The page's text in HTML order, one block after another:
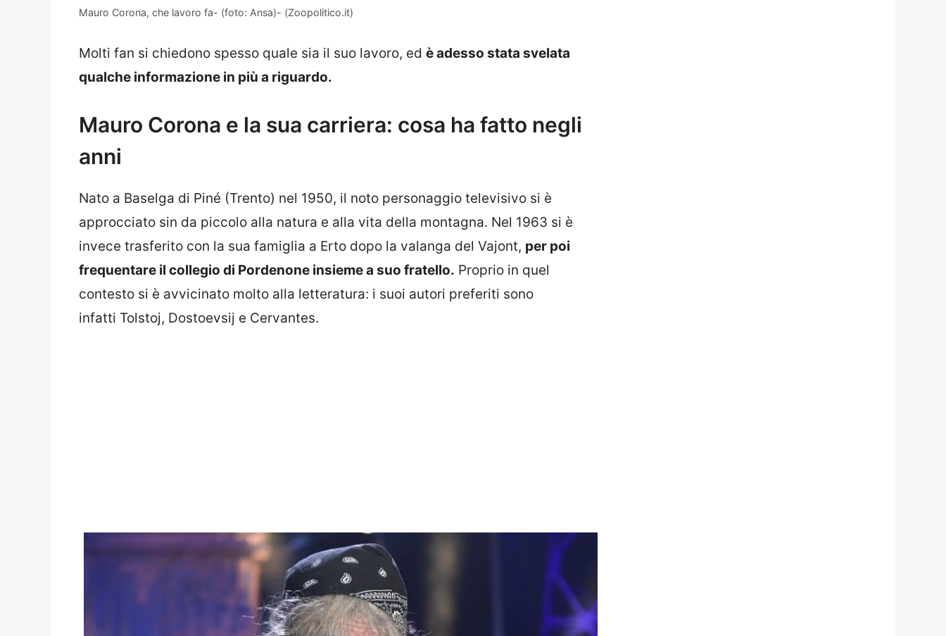
Mauro Corona, che lavoro fa- (foto: Ansa)- (Zoopolitico.it)
Molti fan si chiedono spesso quale sia il suo lavoro, ed è adesso stata svelata
qualche informazione in più a riguardo.
Mauro Corona e la sua carriera: cosa ha fatto negli
anni
Nato a Baselga di Piné (Trento) nel 1950, il noto personaggio televisivo si è
approcciato sin da piccolo alla natura e alla vita della montagna. Nel 1963 si è
invece trasferito con la sua famiglia a Erto dopo la valanga del Vajont, per poi
frequentare il collegio di Pordenone insieme a suo fratello. Proprio in quel
contesto si è avvicinato molto alla letteratura: i suoi autori preferiti sono
infatti Tolstoj, Dostoevsij e Cervantes.